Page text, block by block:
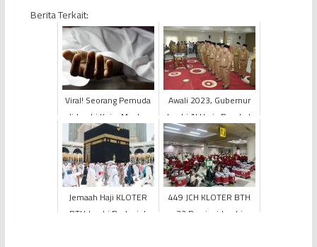
Berita Terkait:
Viral! Seorang Pemuda
di Jambi Kejar Mantan
Kekasih Hingga Tewas
Awali 2023, Gubernur
Jambi Al Haris Rombak
Pejabat Eselon II
Jemaah Haji KLOTER
BTH Jambi Berlanjut
449 JCH KLOTER BTH
22 Provinsi Jambi